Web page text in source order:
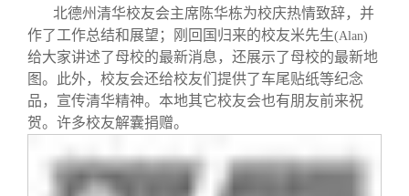
专业委员会
兴趣群体
捐赠纪事
捐赠方法
《水木清华》
我要订阅
清华人物
清华故事
校友服务
终身学习
校友总会
北德州清华校友会主席陈华栋为校庆热情致辞，并
作了工作总结和展望；刚回国归来的校友米先生(Alan)
给大家讲述了母校的最新消息，还展示了母校的最新地
图。此外，校友会还给校友们提供了车尾贴纸等纪念
品，宣传清华精神。本地其它校友会也有朋友前来祝
贺。许多校友解囊捐赠。